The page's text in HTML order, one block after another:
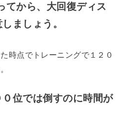
てから、大回復ディス
ましょう。
時点でトレーニングで１２０
位では倒すのに時間が